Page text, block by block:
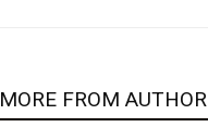
MORE FROM AUTHOR